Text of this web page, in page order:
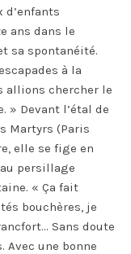
d’enfants
ans dans le
sa spontanéité.
à la
allions chercher le
» Devant l’étal de
Martyrs (Paris
elle se fige en
persillage
« Ça fait
bouchères, je
Sans doute
Avec une bonne